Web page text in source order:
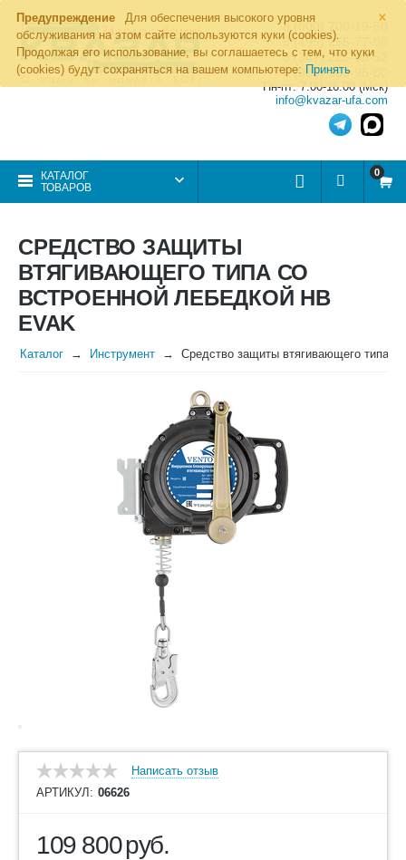
×
Предупреждение
Для обеспечения высокого уровня
обслуживания на этом сайте используются куки (cookies).
Продолжая его использование, вы соглашаетесь с тем, что куки
(cookies) будут сохраняться на вашем компьютере: Принять
8 (800) 700-19-50
8 (495) 255-77-08
8 (347) 225-00-52
8 (986) 963-95-80
Пн-пт: 7.00-16.00 (Мск)
info@kvazar-ufa.com
КАТАЛОГ
ТОВАРОВ
0
СРЕДСТВО ЗАЩИТЫ
ВТЯГИВАЮЩЕГО ТИПА СО
ВСТРОЕННОЙ ЛЕБЕДКОЙ НВ
EVAK
Каталог Инструмент Средство защиты втягивающего типа
Написать отзыв
АРТИКУЛ: 06626
109 800руб.